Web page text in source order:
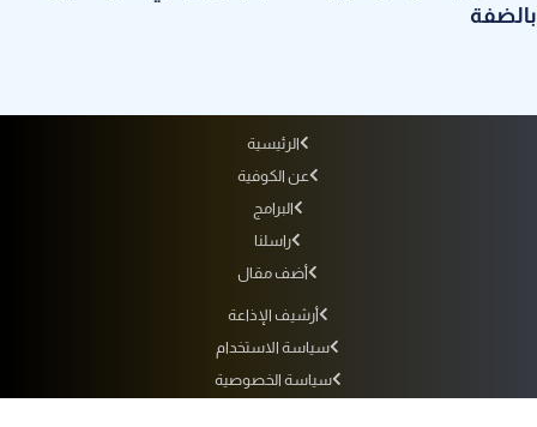
بالضفة
الرئيسية
عن الكوفية
البرامج
راسلنا
أضف مقال
أرشيف الإذاعة
سياسة الاستخدام
سياسة الخصوصية